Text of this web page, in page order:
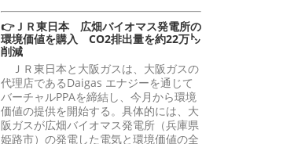
👉ＪＲ東日本 広畑バイオマス発電所の
環境価値を購入 CO2排出量を約22万㌧
削減
ＪＲ東日本と大阪ガスは、大阪ガスの
代理店であるDaigas エナジーを通じて
バーチャルPPAを締結し、今月から環境
価値の提供を開始する。具体的には、大
阪ガスが広畑バイオマス発電所（兵庫県
姫路市）の発電した電気と環境価値の全